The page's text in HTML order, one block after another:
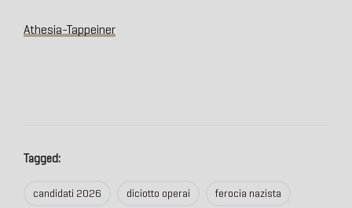
Athesia-Tappeiner
Tagged:
candidati 2026 diciotto operai ferocia nazista